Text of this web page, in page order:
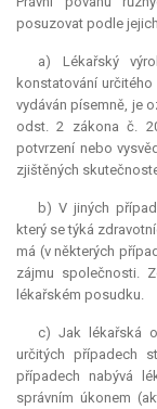
posuzovat podle
a) Lékařský
konstatování
vydáván písemně, je
odst. 2 zákona č.
potvrzení nebo
zjištěných
b) V jiných
který se týká
má (v některých
zájmu společnosti.
lékařském posudku.
c) Jak lékařská
určitých případech
případech nabývá
správním úkonem